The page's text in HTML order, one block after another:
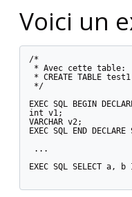
Voici un
/*
* Avec cette table:
* CREATE TABLE
*/
EXEC SQL BEGIN
int v1;
VARCHAR v2;
EXEC SQL END DECLARE
...
EXEC SQL SELECT a,